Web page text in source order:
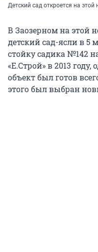
Детский сад откроется на этой
В Заозерном на этой
детский сад-ясли в
стойку садика №142
«Е.Строй» в 2013 году,
объект был готов
этого был выбран